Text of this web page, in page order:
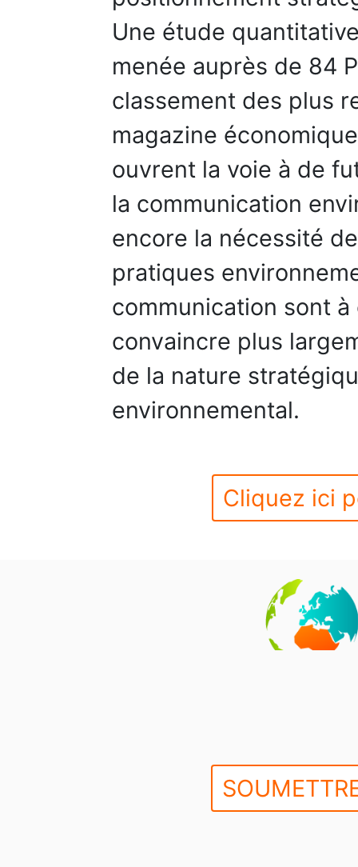
Une étude
menée auprès de 84
classement des plus
magazine
ouvrent la voie à de
la communication
encore la nécessité
pratiques
communication sont
convaincre plus
de la nature
environnemental.
Cliquez ici